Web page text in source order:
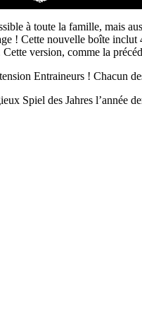
à toute la famille, mais
! Cette nouvelle boîte inclut
version, comme la
Entraineurs ! Chacun
Spiel des Jahres l’année